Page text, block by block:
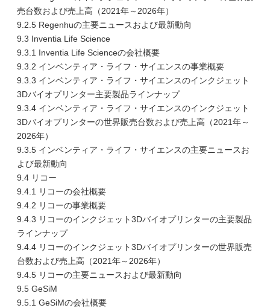
売台数および売上高（2021年～2026年）
9.2.5 Regenhuの主要ニュースおよび最新動向
9.3 Inventia Life Science
9.3.1 Inventia Life Scienceの会社概要
9.3.2 インベンティア・ライフ・サイエンスの事業概要
9.3.3 インベンティア・ライフ・サイエンスのインクジェット
3Dバイオプリンター主要製品ラインナップ
9.3.4 インベンティア・ライフ・サイエンスのインクジェット
3Dバイオプリンターの世界販売台数および売上高（2021年～
2026年）
9.3.5 インベンティア・ライフ・サイエンスの主要ニュースお
よび最新動向
9.4 リコー
9.4.1 リコーの会社概要
9.4.2 リコーの事業概要
9.4.3 リコーのインクジェット3Dバイオプリンターの主要製品
ラインナップ
9.4.4 リコーのインクジェット3Dバイオプリンターの世界販売
台数および売上高（2021年～2026年）
9.4.5 リコーの主要ニュースおよび最新動向
9.5 GeSiM
9.5.1 GeSiMの会社概要